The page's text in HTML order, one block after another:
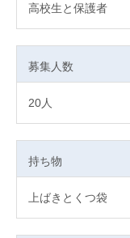
高校生と保護者
募集人数
20人
持ち物
上ばきとくつ袋